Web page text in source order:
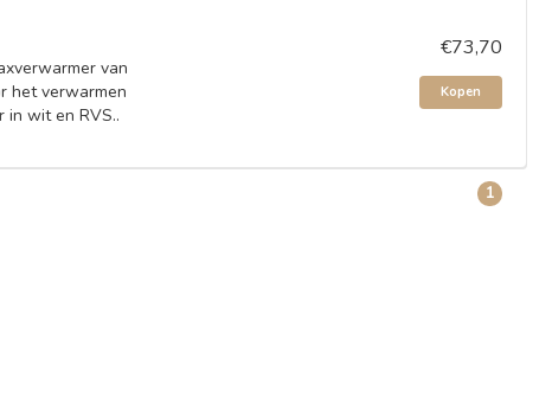
van
het verwarmen
in wit en RVS..
€73,70
Kopen
1